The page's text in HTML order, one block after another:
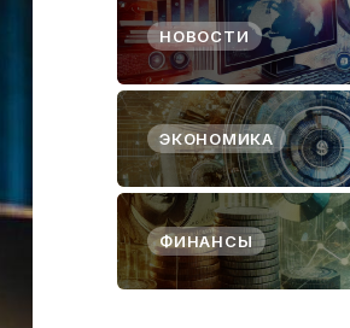
НОВОСТИ
ЭКОНОМИКА
ФИНАНСЫ